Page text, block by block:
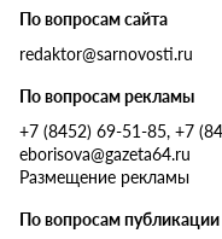
По вопросам сайта
redaktor@sarnovosti.ru
По вопросам рекламы
+7 (8452) 69-51-85, +7
eborisova@gazeta64.ru
Размещение рекламы
По вопросам